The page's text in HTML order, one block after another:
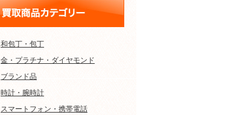
和包丁・包丁
金・プラチナ・ダイヤモンド
ブランド品
時計・腕時計
スマートフォン・携帯電話